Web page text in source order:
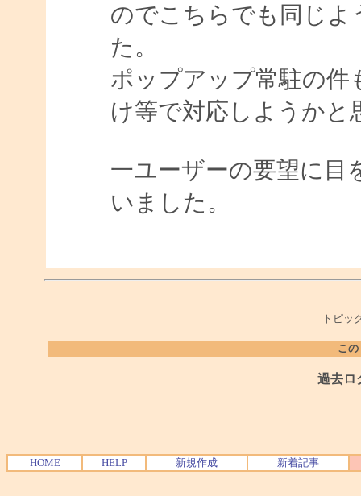
のでこちらでも同じ
た。
ポップアップ常駐の件
け等で対応しようかと
一ユーザーの要望に目
いました。
トピッ
こ
過去ロ
HOME HELP 新規作成 新着記事